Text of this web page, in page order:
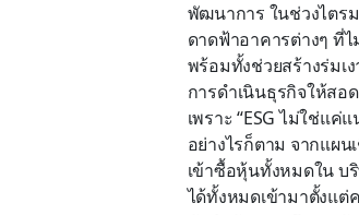
พัฒนาการ ในช่วงไตร
ดาดฟ้าอาคารต่างๆ ที่
พร้อมทั้งช่วยสร้างร่มเ
การดำเนินธุรกิจให้ส
เพราะ “ESG ไม่ใช่แ
อย่างไรก็ตาม จากแผ
เข้าซื้อหุ้นทั้งหมดใน บ
ได้ทั้งหมดเข้ามาตั้งแต่